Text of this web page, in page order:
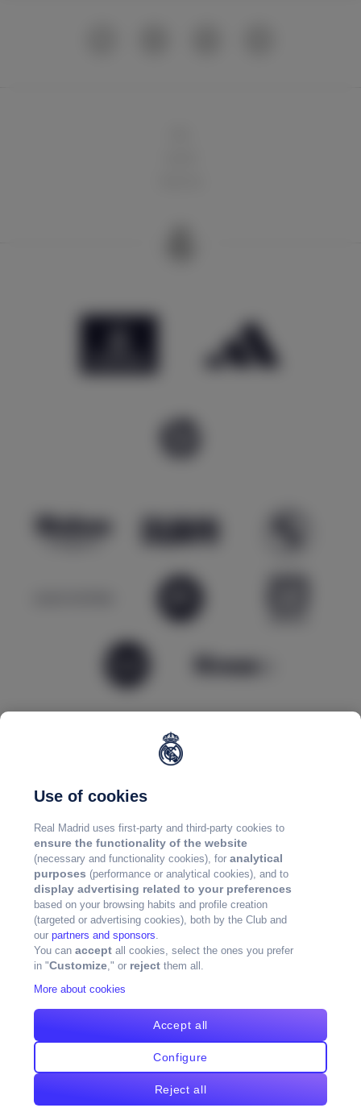
版权所有皇马©2024年版权所有
Use of cookies
Real Madrid uses first-party and third-party cookies to
ensure the functionality of the website
(necessary and functionality cookies), foranalytical
purposes (performance or analytical cookies), and to
display advertising related to your preferences
based on your browsing habits and profile creation
(targeted or advertising cookies), both by the Club and
ourpartners and sponsors.
You canaccept all cookies, select the ones you prefer
in "Customize," or reject them all.
More about cookies
Configure
Reject all
Accept all